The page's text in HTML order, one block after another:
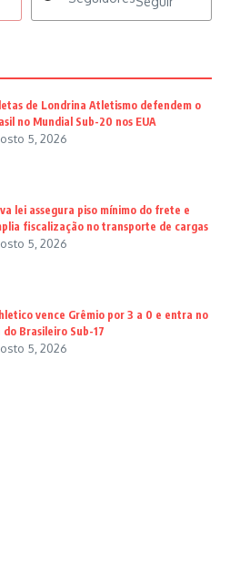
de Londrina Atletismo defendem o
no Mundial Sub-20 nos EUA
5, 2026
lei assegura piso mínimo do frete e
fiscalização no transporte de cargas
5, 2026
vence Grêmio por 3 a 0 e entra no
do Brasileiro Sub-17
5, 2026